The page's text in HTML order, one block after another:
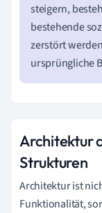
steigern,
bestehende
zerstört
ursprüngliche
Architektur
Strukturen
Architektur ist
Funktionalität,